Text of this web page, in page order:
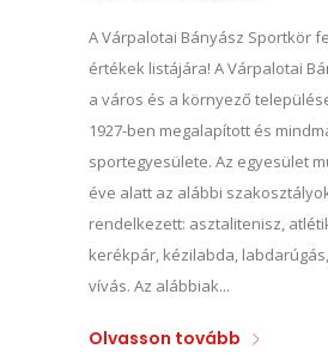
A Várpalotai Bányász Sportkör
értékek listájára! A Várpalotai
a város és a környező
1927-ben megalapított és
sportegyesülete. Az egyesület
éve alatt az alábbi
rendelkezett: asztalitenisz,
kerékpár, kézilabda,
vívás. Az alábbiak...
Olvasson tovább